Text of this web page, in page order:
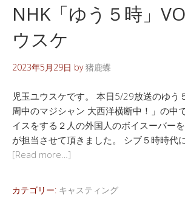
NHK「ゆう５時」
ウスケ
2023年5月29日 by猪鹿蝶
児玉ユウスケです。 本日5/29放送のゆう
周中のマジシャン 大西洋横断中！」の中
イスをする２人の外国人のボイスーバー
が担当させて頂きました。 シブ５時時代
[Read more…]
カテゴリー: キャスティング